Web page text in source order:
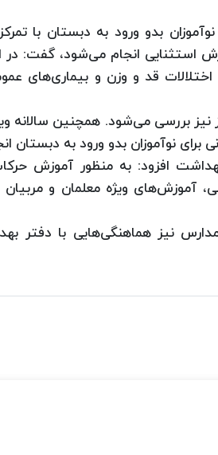
بدو ورود به دبستان با
استثنایی انجام می‌شود، گفت: در
قد و وزن و بیماری‌های
نیز بررسی می‌شود. همچنین سالانه
نوآموزان بدو ورود به دبستان
افزود: به منظور آموزش
آموزش‌های ویژه معلمان و مربیان
نیز هماهنگی‌هایی با دفتر